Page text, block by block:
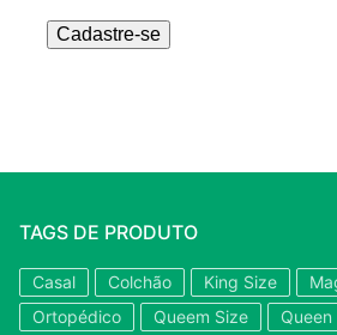
Cadastre-se
TAGS DE PRODUTO
Casal Colchão King Size
Ortopédico
Queem Size Queen